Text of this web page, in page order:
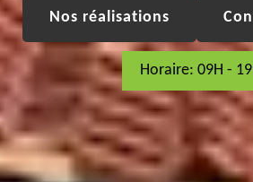
Nos réalisations
Horaire: 09H -